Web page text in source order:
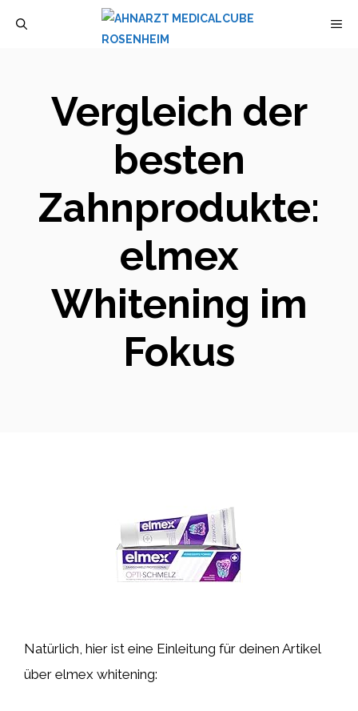
Vergleich der
besten
Zahnprodukte:
elmex
Whitening im
Fokus
Natürlich, hier ist eine Einleitung für deinen Artikel
über elmex whitening: